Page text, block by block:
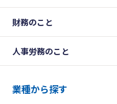
財務のこと
人事労務のこと
業種から探す